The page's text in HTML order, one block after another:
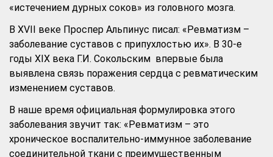
«истечением дурных соков» из головного мозга.
В XVII веке Проспер Альпинус писал: «Ревматизм –
заболевание суставов с припухлостью их». В 30-е
годы XIX века Г.И. Сокольским впервые была
выявлена связь поражения сердца с ревматическим
изменением суставов.
В наше время официальная формулировка этого
заболевания звучит так: «Ревматизм – это
хроническое воспалительно-иммунное заболевание
соединительной ткани с преимущественным